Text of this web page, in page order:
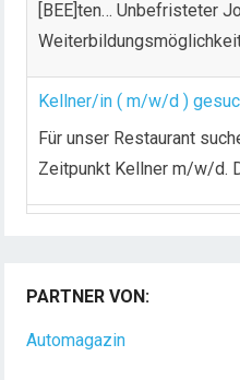
[BEE]ten… Unbefristeter
Kellner/in ( m/w/d )
Für unser Restaurant
Zeitpunkt Kellner m/w/d.
Dein Arbeitsplatz mit
liebst[...]
PARTNER VON:
Automagazin